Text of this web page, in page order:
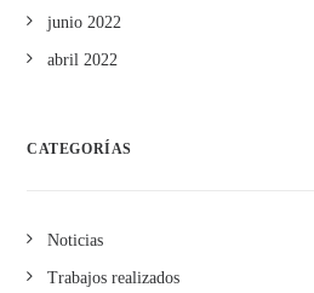
junio 2022
abril 2022
CATEGORÍAS
Noticias
Trabajos realizados